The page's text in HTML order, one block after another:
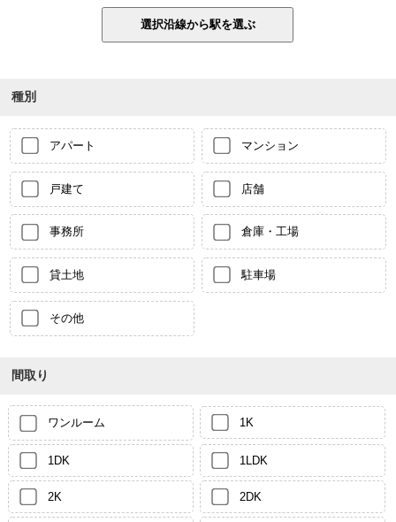
種別
アパート マンション
戸建て 店舗
事務所 倉庫・工場
貸土地 駐車場
その他
間取り
ワンルーム 1K
1DK 1LDK
2K 2DK